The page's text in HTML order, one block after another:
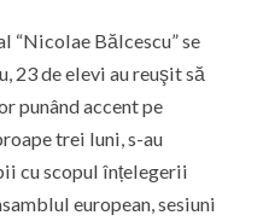
“Nicolae Bălcescu” se
23 de elevi au reuşit să
punând accent pe
trei luni, s-au
cu scopul înțelegerii
european, sesiuni